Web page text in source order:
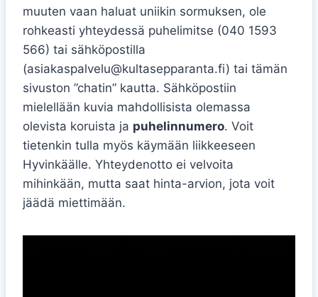
muuten vaan haluat uniikin sormuksen, ole
rohkeasti yhteydessä puhelimitse (040 1593
566) tai sähköpostilla
(asiakaspalvelu@kultasepparanta.fi) tai tämän
sivuston ”chatin” kautta. Sähköpostiin
mielellään kuvia mahdollisista olemassa
olevista koruista ja puhelinnumero. Voit
tietenkin tulla myös käymään liikkeeseen
Hyvinkäälle. Yhteydenotto ei velvoita
mihinkään, mutta saat hinta-arvion, jota voit
jäädä miettimään.